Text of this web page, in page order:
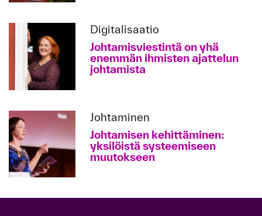
Digitalisaatio
Johtamisviestintä on yhä
enemmän ihmisten ajattelun
johtamista
Johtaminen
Johtamisen kehittäminen:
yksilöistä systeemiseen
muutokseen